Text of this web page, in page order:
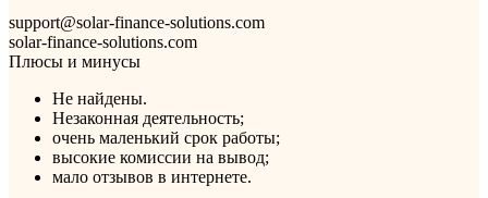
support@solar-finance-solutions.com
solar-finance-solutions.com
Плюсы и минусы
Не найдены.
Незаконная деятельность;
очень маленький срок работы;
высокие комиссии на вывод;
мало отзывов в интернете.